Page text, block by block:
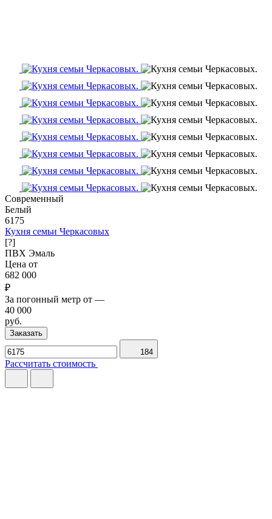
Современный
Белый
6175
Кухня семьи Черкасовых
[?]
ПВХ Эмаль
Цена от
682 000
₽
За погонный метр от —
40 000
руб.
Заказать
184
Рассчитать стоимость